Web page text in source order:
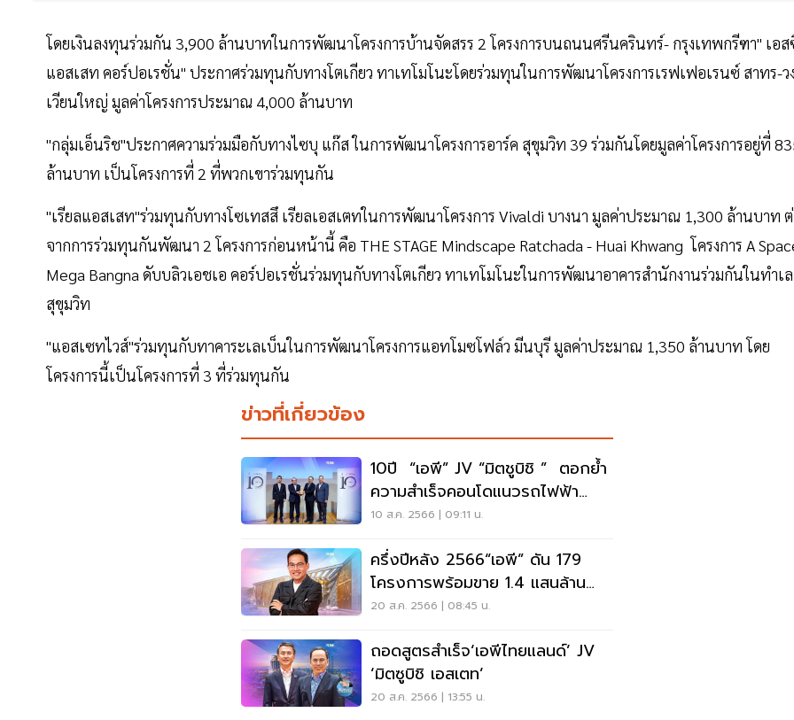
โดยเงินลงทุนร่วมกัน 3,900 ล้านบาทในการพัฒนาโครงการบ้านจัดสรร 2 โครงการบนถนนศรีนครินทร์- กรุงเทพกรีฑา" เอ
แอสเสท คอร์ปอเรชั่น" ประกาศร่วมทุนกับทางโตเกียว ทาเทโมโนะโดยร่วมทุนในการพัฒนาโครงการเรฟเฟอเรนซ์ สาทร-ว
เวียนใหญ่ มูลค่าโครงการประมาณ 4,000 ล้านบาท
"กลุ่มเอ็นริช"ประกาศความร่วมมือกับทางไซบุ แก๊ส ในการพัฒนาโครงการอาร์ค สุขุมวิท 39 ร่วมกันโดยมูลค่าโครงการอยู่ที่
ล้านบาท เป็นโครงการที่ 2 ที่พวกเขาร่วมทุนกัน
"เรียลแอสเสท"ร่วมทุนกับทางโซเทสสึ เรียลเอสเตทในการพัฒนาโครงการ Vivaldi บางนา มูลค่าประมาณ 1,300 ล้านบาท
จากการร่วมทุนกันพัฒนา 2 โครงการก่อนหน้านี้ คือ THE STAGE Mindscape Ratchada - Huai Khwang โครงการ A
Mega Bangna ดับบลิวเอชเอ คอร์ปอเรชั่นร่วมทุนกับทางโตเกียว ทาเทโมโนะในการพัฒนาอาคารสำนักงานร่วมกันในทำเล
สุขุมวิท
"แอสเซทไวส์"ร่วมทุนกับทาคาระเลเบ็นในการพัฒนาโครงการแอทโมซโฟล์ว มีนบุรี มูลค่าประมาณ 1,350 ล้านบาท โดย
โครงการนี้เป็นโครงการที่ 3 ที่ร่วมทุนกัน
ข่าวที่เกี่ยวข้อง
10ปี “เอพี” JV “มิตชูบิชิ ” ตอกย้ำ
ความสำเร็จคอนโดแนวรถไฟฟ้า
แสนล้าน
10 ส.ค. 2566 | 09:11 น.
ครึ่งปีหลัง 2566“เอพี” ดัน 179
โครงการพร้อมขาย 1.4 แสนล้าน
เขย่าตลาด
20 ส.ค. 2566 | 08:45 น.
ถอดสูตรสำเร็จ‘เอพีไทยแลนด์’ JV
‘มิตซูบิชิ เอสเตท’
20 ส.ค. 2566 | 13:55 น.